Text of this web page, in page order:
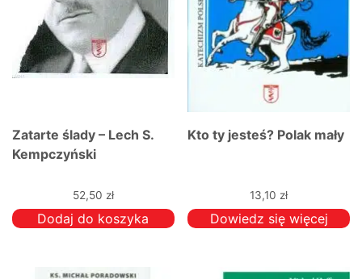
Zatarte ślady – Lech S.
Kempczyński
52,50 zł
Dodaj do koszyka
Kto ty jesteś? Polak mały
13,10zł
Dowiedz się więcej